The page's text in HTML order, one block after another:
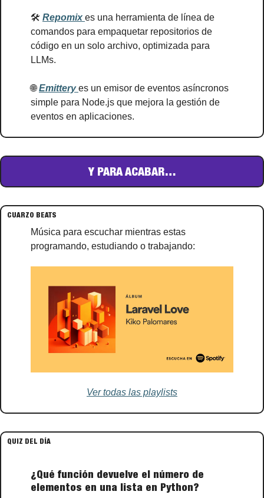
🛠️ Repomix es una herramienta de línea de
comandos para empaquetar repositorios de
código en un solo archivo, optimizada para
LLMs.
🌐 Emittery es un emisor de eventos asíncronos
simple para Node.js que mejora la gestión de
eventos en aplicaciones.
Y PARA ACABAR…
CUARZO BEATS
Música para escuchar mientras estas
programando, estudiando o trabajando:
Ver todas las playlists
QUIZ DEL DÍA
¿Qué función devuelve el número de
elementos en una lista en Python?